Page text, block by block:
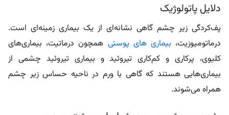
دلایل پاتولوژیک
پف‌کردگی زیر چشم گاهی نشانه‌ای از یک بیماری‌ زمینه‌ای است.
درماتومیوزیت، بیماری های پوستی همچون درماتیت، بیماری‌های
کلیوی، پرکاری و کم‌کاری تیروئید و بیماری تیروئید چشمی از
بیماری‌هایی هستند که گاهی با ورم در ناحیه حساس زیر چشم
همراه می‌شوند.